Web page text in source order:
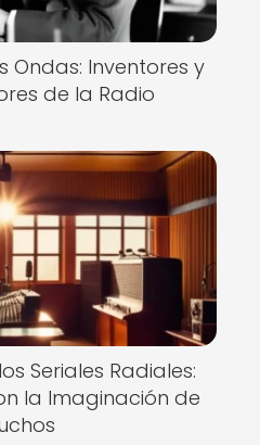
Ondas: Inventores y
de la Radio
Seriales Radiales:
la Imaginación de